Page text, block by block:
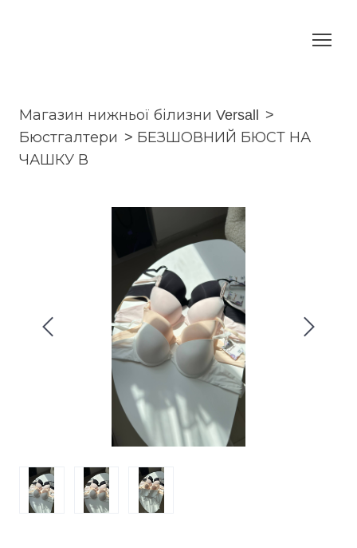
Магазин нижньої білизни Versall
Бюстгалтери
БЕЗШОВНИЙ БЮСТ НА
ЧАШКУ В